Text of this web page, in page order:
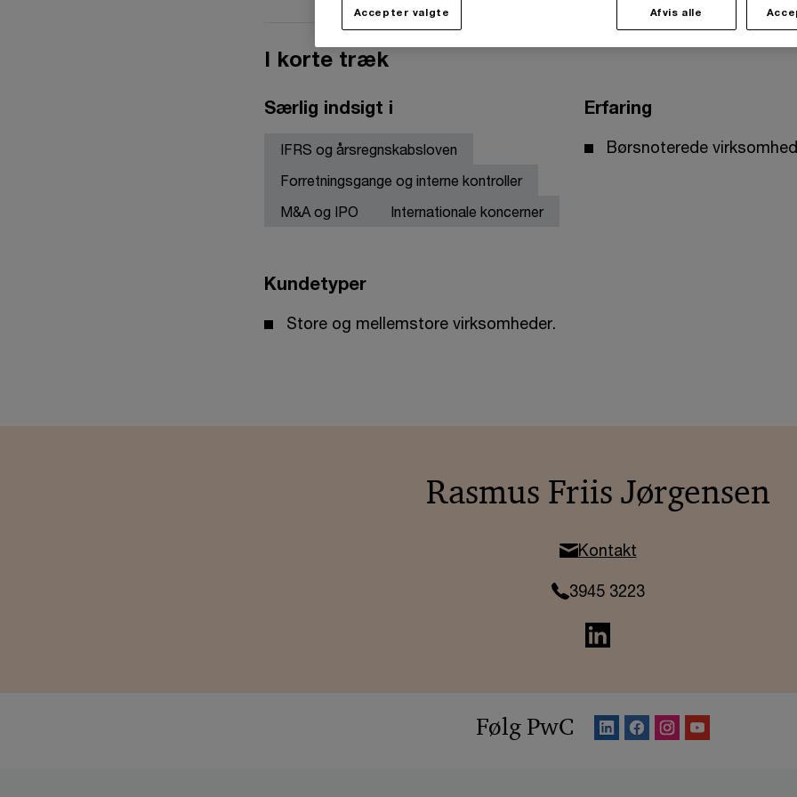
I korte træk
Særlig indsigt i
IFRS og årsregnskabsloven
Forretningsgange og interne kontroller
M&A og IPO
Internationale koncerner
Erfaring
Børsnoterede
Kundetyper
Store og mellemstore virksomheder.
Rasmus Friis Jørgensen
Kontakt
3945 3223
Følg PwC
Accepter valgte Afvis alle